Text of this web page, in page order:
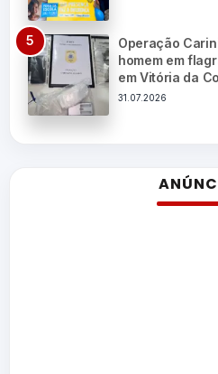
Operação
homem em
em Vitória da
31.07.2026